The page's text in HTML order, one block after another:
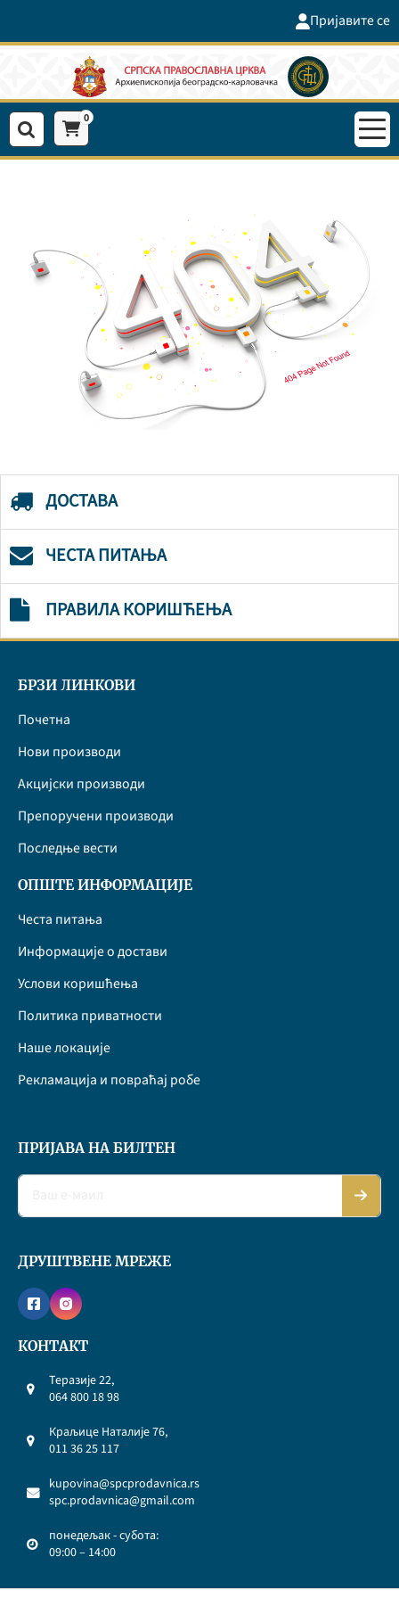
Пријавите се
0
ДОСТАВА
ЧЕСТА ПИТАЊА
ПРАВИЛА КОРИШЋЕЊА
БРЗИ ЛИНКОВИ
Почетна
Нови производи
Акцијски производи
Препоручени производи
Последње вести
ОПШТЕ ИНФОРМАЦИЈЕ
Честа питања
Информације о достави
Услови коришћења
Политика приватности
Наше локације
Рекламација и повраћај робе
ПРИЈАВА НА БИЛТЕН
ДРУШТВЕНЕ МРЕЖЕ
КОНТАКТ
Теразије 22,
064 800 18 98
Краљице Наталије 76,
011 36 25 117
kupovina@spcprodavnica.rs
spc.prodavnica@gmail.com
понедељак - субота:
09:00 – 14:00